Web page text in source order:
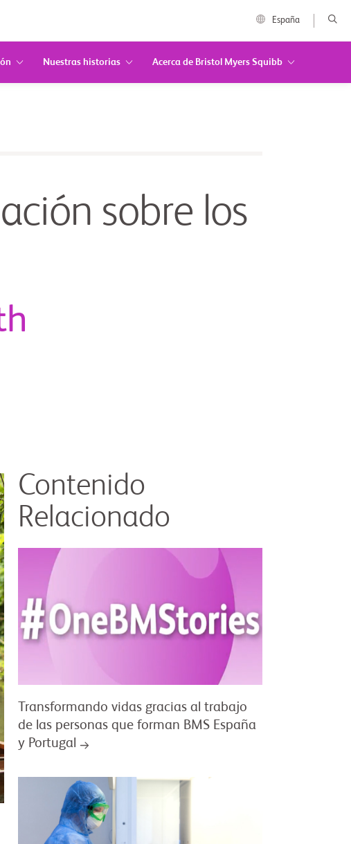
España
Nuestras historias Acerca de Bristol Myers Squibb
sobre los
Contenido
Relacionado
Transformando vidas gracias al trabajo
de las personas que forman BMS España
y Portugal